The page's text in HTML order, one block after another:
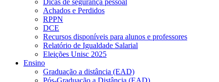
Dicas de segurança pessoal
Achados e Perdidos
RPPN
DCE
Recursos disponíveis para alunos e professores
Relatório de Igualdade Salarial
Eleições Unisc 2025
Ensino
Graduação a distância (EAD)